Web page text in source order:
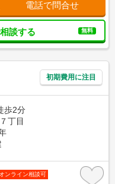
電話で問合せ
談する 無料
初期費用に注目
歩2分
丁目
ンライン相談可